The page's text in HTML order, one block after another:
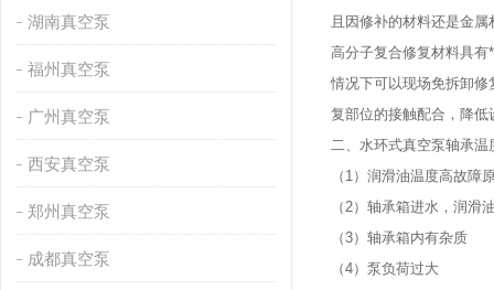
湖南真空泵
福州真空泵
广州真空泵
西安真空泵
郑州真空泵
成都真空泵
且因修补的材料还是金
高分子复合修复材料具
情况下可以现场免拆卸
复部位的接触配合，降
二、水环式真空泵轴承
（1）润滑油温度高故障
（2）轴承箱进水，润滑
（3）轴承箱内有杂质
（4）泵负荷过大